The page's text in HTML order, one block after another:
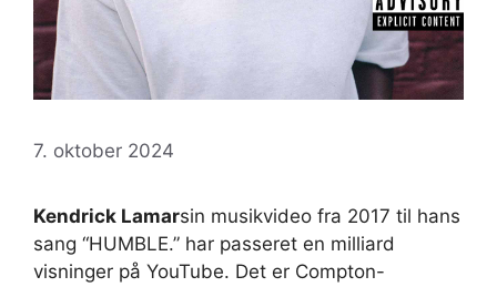
7. oktober 2024
Kendrick Lamarsin musikvideo fra 2017 til hans
sang “HUMBLE.” har passeret en milliard
visninger på YouTube. Det er Compton-